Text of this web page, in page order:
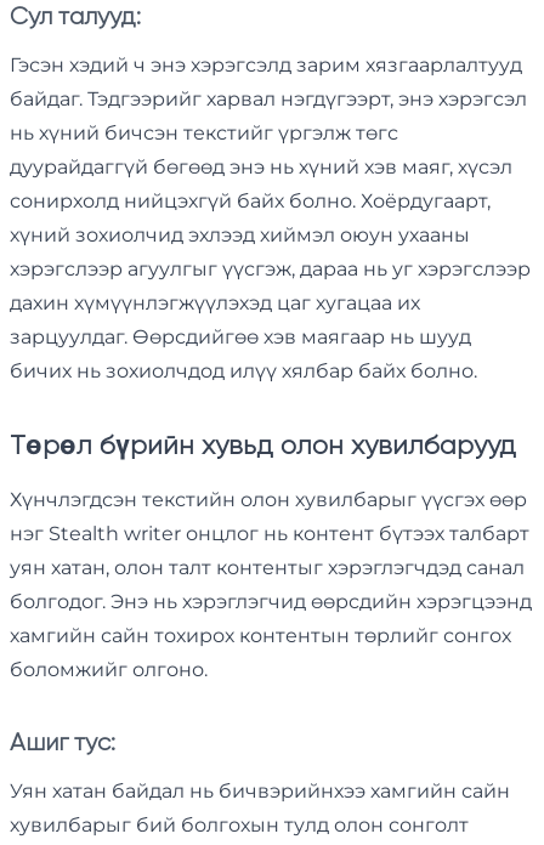
Сул талууд:
Гэсэн хэдий ч энэ хэрэгсэлд зарим хязгаарлалтууд
байдаг. Тэдгээрийг харвал нэгдүгээрт, энэ хэрэгсэл
нь хүний ​​бичсэн текстийг үргэлж төгс
дуурайдаггүй бөгөөд энэ нь хүний ​​хэв маяг, хүсэл
сонирхолд нийцэхгүй байх болно. Хоёрдугаарт,
хүний ​​зохиолчид эхлээд хиймэл оюун ухааны
хэрэгслээр агуулгыг үүсгэж, дараа нь уг хэрэгслээр
дахин хүмүүнлэгжүүлэхэд цаг хугацаа их
зарцуулдаг. Өөрсдийгөө хэв маягаар нь шууд
бичих нь зохиолчдод илүү хялбар байх болно.
Төрөл бүрийн хувьд олон хувилбарууд
Хүнчлэгдсэн текстийн олон хувилбарыг үүсгэх өөр
нэг Stealth writer онцлог нь контент бүтээх талбарт
уян хатан, олон талт контентыг хэрэглэгчдэд санал
болгодог. Энэ нь хэрэглэгчид өөрсдийн хэрэгцээнд
хамгийн сайн тохирох контентын төрлийг сонгох
боломжийг олгоно.
Ашиг тус:
Уян хатан байдал нь бичвэрийнхээ хамгийн сайн
хувилбарыг бий болгохын тулд олон сонголт